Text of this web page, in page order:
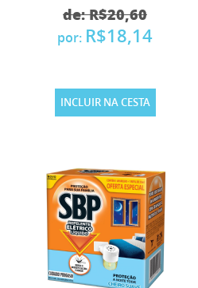
de: R$20,60
por: R$18,14
INCLUIR NA CESTA